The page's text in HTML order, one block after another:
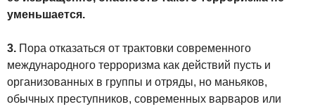
уменьшается.
3. Пора отказаться от трактовки современного
международного терроризма как действий пусть и
организованных в группы и отряды, но маньяков,
обычных преступников, современных варваров или